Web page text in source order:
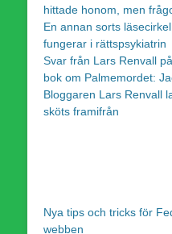
hittade honom, men
En annan sorts
fungerar i rättspsykiatrin
Svar från Lars Renvall
bok om Palmemordet:
Bloggaren Lars Renvall
sköts framifrån
Nya tips och tricks för
webben